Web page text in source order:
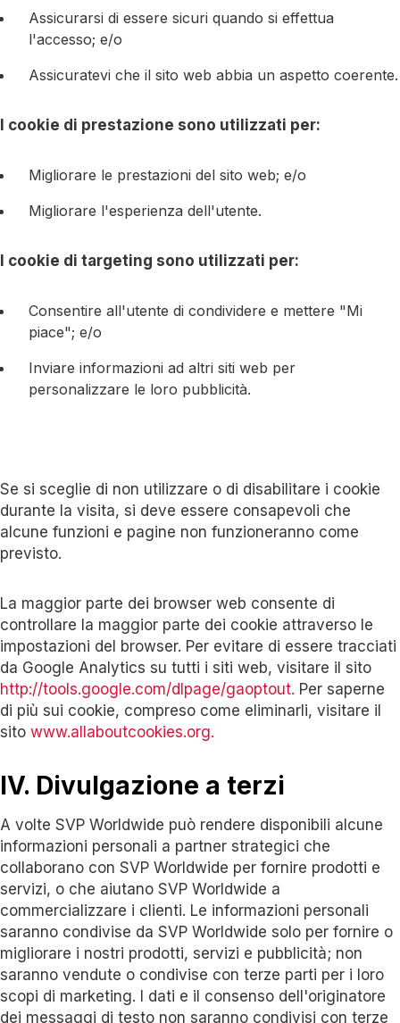
Assicurarsi di essere sicuri quando si effettua
l'accesso; e/o
Assicuratevi che il sito web abbia un aspetto coerente.
I cookie di prestazione sono utilizzati per:
Migliorare le prestazioni del sito web; e/o
Migliorare l'esperienza dell'utente.
I cookie di targeting sono utilizzati per:
Consentire all'utente di condividere e mettere "Mi
piace"; e/o
Inviare informazioni ad altri siti web per
personalizzare le loro pubblicità.
Se si sceglie di non utilizzare o di disabilitare i cookie
durante la visita, si deve essere consapevoli che
alcune funzioni e pagine non funzioneranno come
previsto.
La maggior parte dei browser web consente di
controllare la maggior parte dei cookie attraverso le
impostazioni del browser. Per evitare di essere tracciati
da Google Analytics su tutti i siti web, visitare il sito
http://tools.google.com/dlpage/gaoptout. Per saperne
di più sui cookie, compreso come eliminarli, visitare il
sito www.allaboutcookies.org.
IV. Divulgazione a terzi
A volte SVP Worldwide può rendere disponibili alcune
informazioni personali a partner strategici che
collaborano con SVP Worldwide per fornire prodotti e
servizi, o che aiutano SVP Worldwide a
commercializzare i clienti. Le informazioni personali
saranno condivise da SVP Worldwide solo per fornire o
migliorare i nostri prodotti, servizi e pubblicità; non
saranno vendute o condivise con terze parti per i loro
scopi di marketing. I dati e il consenso dell'originatore
dei messaggi di testo non saranno condivisi con terze